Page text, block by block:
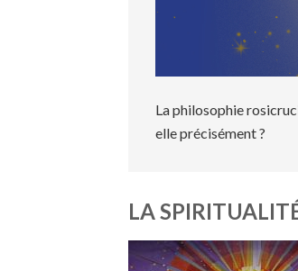
La philosophie
elle précisément ?
LA